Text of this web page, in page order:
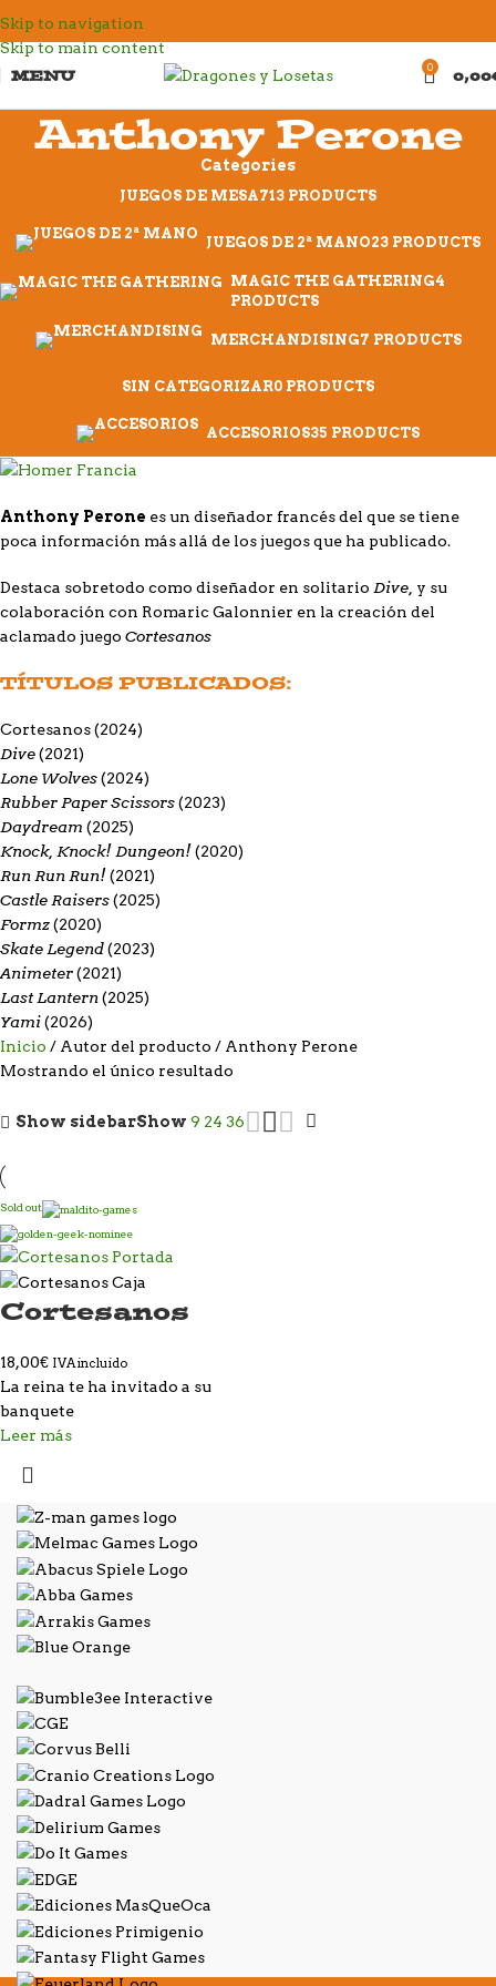
Skip to navigation
Skip to main content
MENU 0 0,00
Anthony Perone
Categories
JUEGOS DE MESA713 PRODUCTS
JUEGOS DE 2ª MANO23 PRODUCTS
MAGIC THE GATHERING4
PRODUCTS
MERCHANDISING7 PRODUCTS
SIN CATEGORIZAR0 PRODUCTS
ACCESORIOS35 PRODUCTS
Anthony Perone es un diseñador francés del que se tiene
poca información más allá de los juegos que ha publicado.
Destaca sobretodo como diseñador en solitario Dive, y su
colaboración con Romaric Galonnier en la creación del
aclamado juego Cortesanos
TÍTULOS PUBLICADOS:
Cortesanos(2024)
Dive(2021)
Lone Wolves(2024)
Rubber Paper Scissors(2023)
Daydream (2025)
Knock, Knock! Dungeon! (2020)
Run Run Run! (2021)
Castle Raisers(2025)
Formz(2020)
Skate Legend(2023)
Animeter(2021)
Last Lantern(2025)
Yami(2026)
Inicio
Autor del producto
Anthony Perone
Mostrando el único resultado
Show sidebarShow 9 24 36
Sold out
Cortesanos
18,00€ IVA incluido
La reina te ha invitado a su
banquete
Leer más